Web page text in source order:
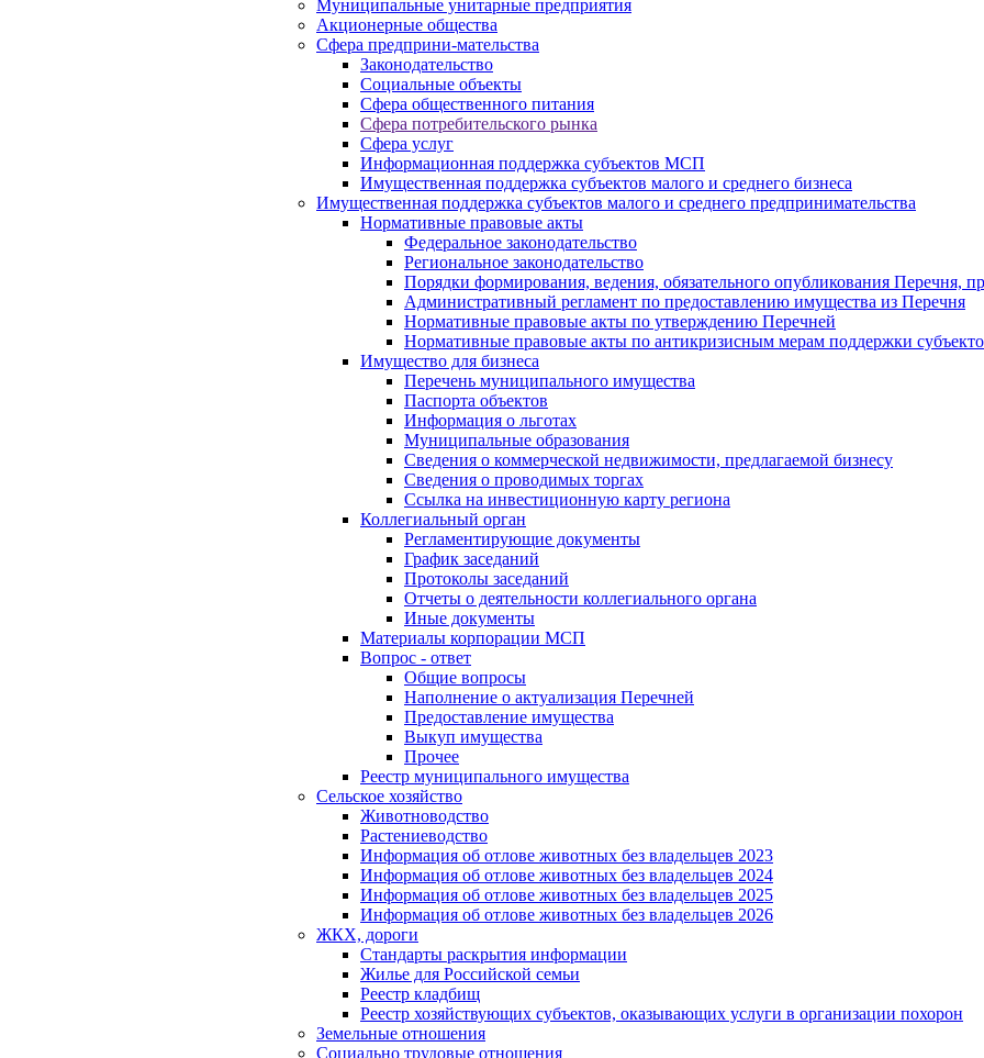
Муниципальные унитарные предприятия
Акционерные общества
Сфера предприни-мательства
Законодательство
Социальные объекты
Сфера общественного питания
Сфера потребительского рынка
Сфера услуг
Информационная поддержка субъектов МСП
Имущественная поддержка субъектов малого и среднего бизнеса
Имущественная поддержка субъектов малого и среднего предпринимательства
Нормативные правовые акты
Федеральное законодательство
Региональное законодательство
Порядки формирования, ведения, обязательного опубликования Перечня,
Административный регламент по предоставлению имущества из Перечня
Нормативные правовые акты по утверждению Перечней
Нормативные правовые акты по антикризисным мерам поддержки
Имущество для бизнеса
Перечень муниципального имущества
Паспорта объектов
Информация о льготах
Муниципальные образования
Сведения о коммерческой недвижимости, предлагаемой бизнесу
Сведения о проводимых торгах
Ссылка на инвестиционную карту региона
Коллегиальный орган
Регламентирующие документы
График заседаний
Протоколы заседаний
Отчеты о деятельности коллегиального органа
Иные документы
Материалы корпорации МСП
Вопрос - ответ
Общие вопросы
Наполнение о актуализация Перечней
Предоставление имущества
Выкуп имущества
Прочее
Реестр муниципального имущества
Сельское хозяйство
Животноводство
Растениеводство
Информация об отлове животных без владельцев 2023
Информация об отлове животных без владельцев 2024
Информация об отлове животных без владельцев 2025
Информация об отлове животных без владельцев 2026
ЖКХ, дороги
Стандарты раскрытия информации
Жилье для Российской семьи
Реестр кладбищ
Реестр хозяйствующих субъектов, оказывающих услуги в организации похорон
Земельные отношения
Социально трудовые отношения